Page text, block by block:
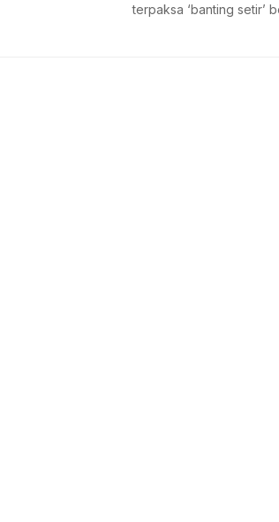
terpaksa ‘banting setir’